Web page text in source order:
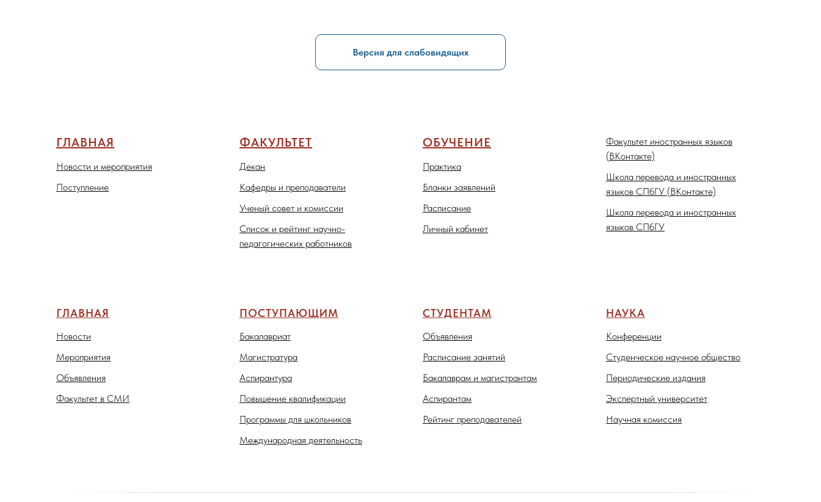
Версия для слабовидящих
ГЛАВНАЯ
Новости и мероприятия
Поступление
ФАКУЛЬТЕТ
Декан
Кафедры и преподаватели
Ученый совет и комиссии
Список и рейтинг научно-
педагогических работников
ОБУЧЕНИЕ
Практика
Бланки заявлений
Расписание
Личный кабинет
Факультет иностранных языков
(ВКонтакте)
Школа перевода и иностранных
языков СПбГУ (ВКонтакте)
Школа перевода и иностранных
языков СПбГУ
ГЛАВНАЯ
Новости
Мероприятия
Объявления
Факультет в СМИ
ПОСТУПАЮЩИМ
Бакалавриат
Магистратура
Аспирантура
Повышение квалификации
Программы для школьников
Международная деятельность
СТУДЕНТАМ
Объявления
Расписание занятий
Бакалаврам и магистрантам
Аспирантам
Рейтинг преподавателей
НАУКА
Конференции
Студенческое научное общество
Периодические издания
Экспертный университет
Научная комиссия